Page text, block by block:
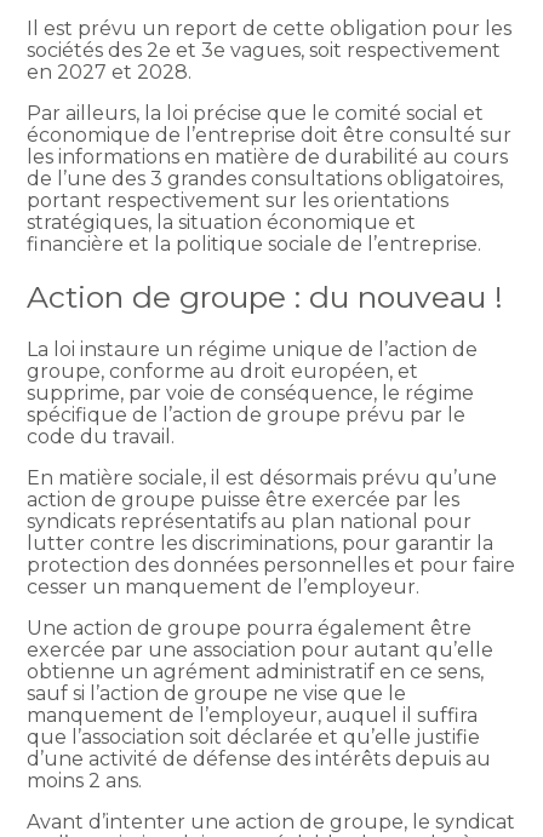
Il est prévu un report de cette obligation pour les
sociétés des 2e et 3e vagues, soit respectivement
en 2027 et 2028.
Par ailleurs, la loi précise que le comité social et
économique de l’entreprise doit être consulté sur
les informations en matière de durabilité au cours
de l’une des 3 grandes consultations obligatoires,
portant respectivement sur les orientations
stratégiques, la situation économique et
financière et la politique sociale de l’entreprise.
Action de groupe : du nouveau !
La loi instaure un régime unique de l’action de
groupe, conforme au droit européen, et
supprime, par voie de conséquence, le régime
spécifique de l’action de groupe prévu par le
code du travail.
En matière sociale, il est désormais prévu qu’une
action de groupe puisse être exercée par les
syndicats représentatifs au plan national pour
lutter contre les discriminations, pour garantir la
protection des données personnelles et pour faire
cesser un manquement de l’employeur.
Une action de groupe pourra également être
exercée par une association pour autant qu’elle
obtienne un agrément administratif en ce sens,
sauf si l’action de groupe ne vise que le
manquement de l’employeur, auquel il suffira
que l’association soit déclarée et qu’elle justifie
d’une activité de défense des intérêts depuis au
moins 2 ans.
Avant d’intenter une action de groupe, le syndicat